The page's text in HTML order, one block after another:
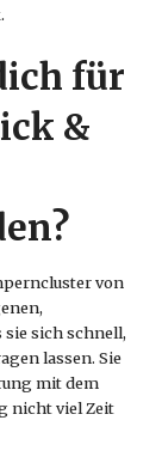
für
&
von
sich schnell,
lassen. Sie
mit dem
nicht viel Zeit